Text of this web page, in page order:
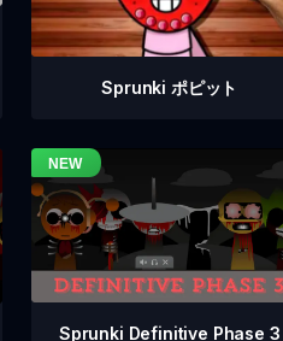
Sprunki ポピット
Sprunki Definitive Phase 3